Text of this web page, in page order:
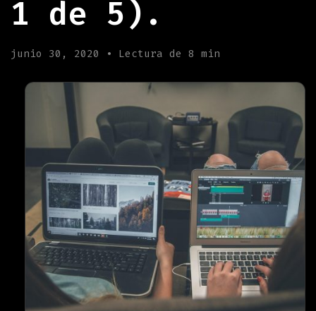
1 de 5).
junio 30, 2020 • Lectura de 8 min